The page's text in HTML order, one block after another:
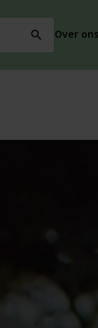
search Over ons